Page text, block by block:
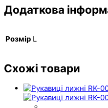
Додаткова
Розмір L
Схожі товари